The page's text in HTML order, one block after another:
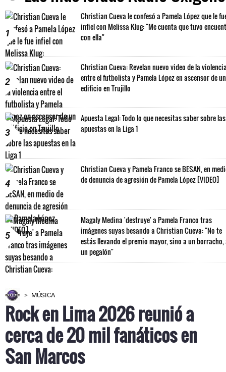
1
Christian Cueva le confesó a Pamela López que le
infiel con Melissa Klug: "Me cuenta que tuvo
con ella"
2
Christian Cueva: Revelan nuevo video de la
entre el futbolista y Pamela López en ascensor de un
edificio en Trujillo
3
Apuesta Legal: Todo lo que necesitas saber sobre las
apuestas en la Liga 1
4
Christian Cueva y Pamela Franco se BESAN, en
de denuncia de agresión de Pamela López [VIDEO]
5
Magaly Medina 'destruye' a Pamela Franco tras
imágenes suyas besando a Christian Cueva: "No te
estás llevando el premio mayor, sino a un borracho,
un pegalón"
MÚSICA
Rock en Lima 2026 reunió a
cerca de 20 mil fanáticos en
San Marcos